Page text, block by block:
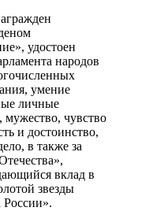
удостоен
народов
умение
личные
мужество, чувство
и достоинство,
в также за
вклад в
звезды
России».